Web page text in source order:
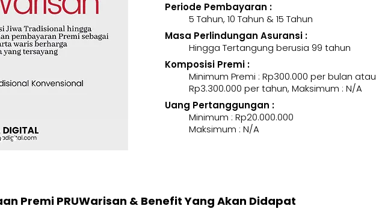
Periode Pembayaran :
5 Tahun, 10 Tahun & 15 Tahun
Masa Perlindungan Asuransi :
Hingga Tertangung berusia 99 tahun
Komposisi Premi :
Minimum Premi : Rp300.000 per bulan atau
Rp3.300.000 per tahun, Maksimum : N/A
Uang Pertanggungan :
Minimum : Rp20.000.000
Maksimum : N/A
Premi PRUWarisan & Benefit Yang Akan Didapat